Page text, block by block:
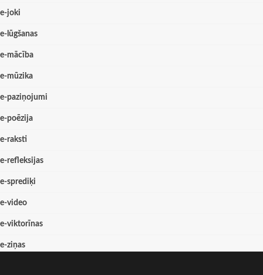
e-joki
e-lūgšanas
e-mācība
e-mūzika
e-paziņojumi
e-poēzija
e-raksti
e-refleksijas
e-sprediķi
e-video
e-viktorīnas
e-ziņas